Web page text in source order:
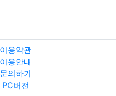
이용약관
이용안내
문의하기
PC버전